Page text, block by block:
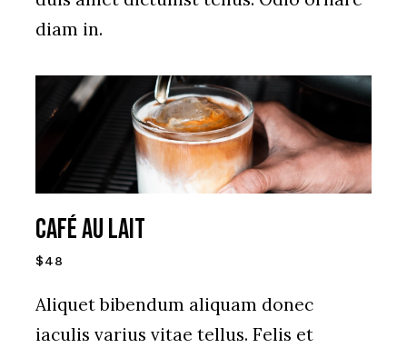
diam in.
CAFÉ AU LAIT
$48
Aliquet bibendum aliquam donec
iaculis varius vitae tellus. Felis et